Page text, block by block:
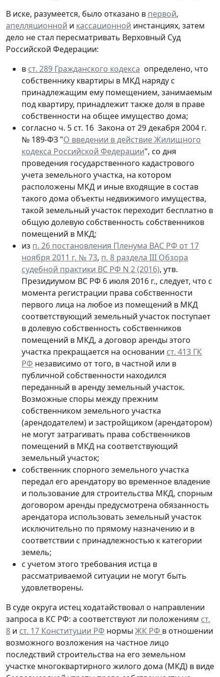
В иске, разумеется, было отказано в первой,
апелляционной и кассационной инстанциях, затем
дело не стал пересматривать Верховный Суд
Российской Федерации:
в ст. 289 Гражданского кодекса определено, что
собственнику квартиры в МКД наряду с
принадлежащим ему помещением, занимаемым
под квартиру, принадлежит также доля в праве
собственности на общее имущество дома;
согласно ч. 5 ст. 16 Закона от 29 декабря 2004 г.
№ 189-ФЗ "О введении в действие Жилищного
кодекса Российской Федерации", со дня
проведения государственного кадастрового
учета земельного участка, на котором
расположены МКД и иные входящие в состав
такого дома объекты недвижимого имущества,
такой земельный участок переходит бесплатно в
общую долевую собственность собственников
помещений в МКД;
из п. 26 постановления Пленума ВАС РФ от 17
ноября 2011 г. № 73, п. 8 раздела III Обзора
судебной практики ВС РФ N 2 (2016), утв.
Президиумом ВС РФ 6 июля 2016 г., следует, что с
момента регистрации права собственности
первого лица на любое из помещений в МКД
соответствующий земельный участок поступает
в долевую собственность собственников
помещений в МКД, а договор аренды этого
участка прекращается на основании ст. 413 ГК
РФ независимо от того, в частной или в
публичной собственности находился
переданный в аренду земельный участок.
Возможные споры между прежним
собственником земельного участка
(арендодателем) и застройщиком (арендатором)
не могут затрагивать права собственников
помещений в МКД на соответствующий
земельный участок;
собственник спорного земельного участка
передал его арендатору во временное владение
и пользование для строительства МКД, спорным
договором аренды предусмотрена обязанность
арендатора использовать земельный участок
исключительно по прямому назначению и в
соответствии с принадлежностью к категории
земель;
с учетом этого требования истца в
рассматриваемой ситуации не могут быть
удовлетворены.
В суде округа истец ходатайствовал о направлении
запроса в КС РФ: а соответствуют ли положениям ст.
8 и ст. 17 Конституции РФ нормы ЖК РФ в отношении
возможного возложения на частное лицо
последствий строительства на его земельном
участке многоквартирного жилого дома (МКД) в виде